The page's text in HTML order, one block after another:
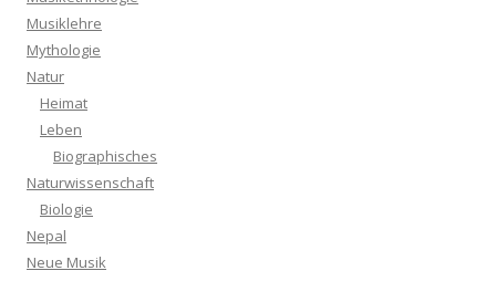
Musiklehre
Mythologie
Natur
Heimat
Leben
Biographisches
Naturwissenschaft
Biologie
Nepal
Neue Musik